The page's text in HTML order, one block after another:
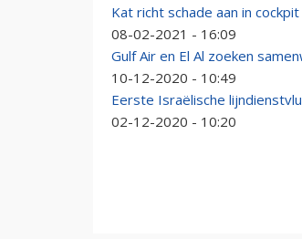
Kat richt schade aan in
08-02-2021 - 16:09
Gulf Air en El Al zoeken
10-12-2020 - 10:49
Eerste Israëlische
02-12-2020 - 10:20